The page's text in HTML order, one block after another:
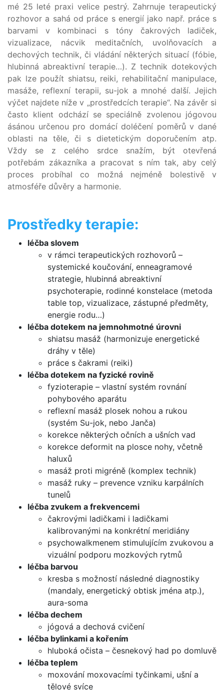
mé 25 leté praxi velice pestrý. Zahrnuje terapeutický
rozhovor a sahá od práce s energií jako např. práce s
barvami v kombinaci s tóny čakrových ladiček,
vizualizace, nácvik meditačních, uvolňovacích a
dechových technik, či vládání některých situací (fóbie,
hlubinná abreaktivní terapie…). Z technik dotekových
pak lze použít shiatsu, reiki, rehabilitační manipulace,
masáže, reflexní terapii, su-jok a mnohé další. Jejich
výčet najdete níže v „prostředcích terapie“. Na závěr si
často klient odchází se speciálně zvolenou jógovou
ásánou určenou pro domácí doléčení poměrů v dané
oblasti na těle, či s dietetickým doporučením atp.
Vždy se z celého srdce snažím, být otevřená
potřebám zákazníka a pracovat s ním tak, aby celý
proces probíhal co možná nejméně bolestivě v
atmosféře důvěry a harmonie.
Prostředky terapie:
léčba slovem
v rámci terapeutických rozhovorů –
systemické koučování, enneagramové
strategie, hlubinná abreaktivní
psychoterapie, rodinné konstelace (metoda
table top, vizualizace, zástupné předměty,
energie rodu…)
léčba dotekem na jemnohmotné úrovni
shiatsu masáž (harmonizuje energetické
dráhy v těle)
práce s čakrami (reiki)
léčba dotekem na fyzické rovině
fyzioterapie – vlastní systém rovnání
pohybového aparátu
reflexní masáž plosek nohou a rukou
(systém Su-jok, nebo Janča)
korekce některých očních a ušních vad
korekce deformit na plosce nohy, včetně
haluxů
masáž proti migréně (komplex technik)
masáž ruky – prevence vzniku karpálních
tunelů
léčba zvukem a frekvencemi
čakrovými ladičkami i ladičkami
kalibrovanými na konkrétní meridiány
psychowalkmenem stimulujícím zvukovou a
vizuální podporu mozkových rytmů
léčba barvou
kresba s možností následné diagnostiky
(mandaly, energetický obtisk jména atp.),
aura-soma
léčba dechem
jógová a dechová cvičení
léčba bylinkami a kořením
hluboká očista – česnekový had po domluvě
léčba teplem
moxování moxovacími tyčinkami, ušní a
tělové svíce